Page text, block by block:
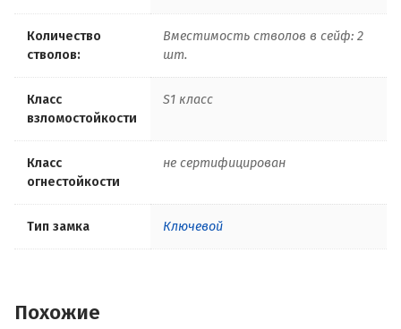
Количество
стволов:
Вместимость стволов в сейф: 2
шт.
Класс
взломостойкости
S1 класс
Класс
огнестойкости
не сертифицирован
Тип замка Ключевой
Похожие